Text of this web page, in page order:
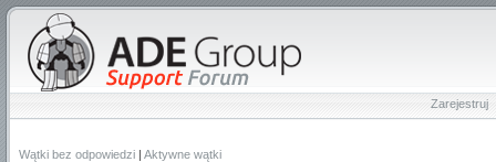
Zarejestruj
Wątki bez odpowiedzi | Aktywne wątki